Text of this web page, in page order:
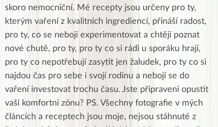
skoro nemocniční. Mé recepty jsou určeny pro ty,
kterým vaření z kvalitních ingrediencí, přináší radost,
pro ty, co se nebojí experimentovat a chtějí poznat
nové chutě, pro ty, pro ty co si rádi u sporáku hrají,
pro ty co nepotřebují zasytit jen žaludek, pro ty co si
najdou čas pro sebe i svojí rodinu a nebojí se do
vaření investovat trochu času. Jste připraveni opustit
vaší komfortní zónu? PS. Všechny fotografie v mých
článcích a receptech jsou moje, nejsou stáhnuté z